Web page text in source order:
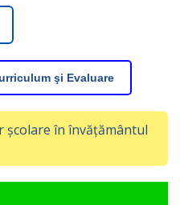
şi Evaluare
școlare în învățământul